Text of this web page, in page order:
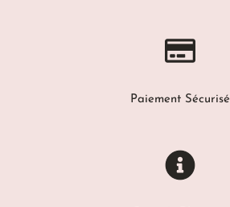
Paiement Sécurisé